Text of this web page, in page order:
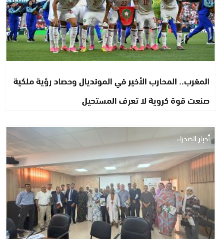
المغرب.. المحارب الأخير في المونديال وحصاد رؤية ملكية
صنعت قوة كروية لا تعرف المستحيل
أخبار الصحراء